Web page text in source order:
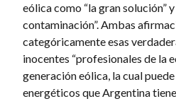
eólica como “la gran solución”
contaminación”. Ambas
categóricamente esas
inocentes “profesionales de la
generación eólica, la cual
energéticos que Argentina